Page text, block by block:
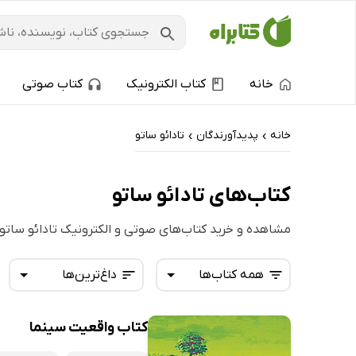
خانه کتاب الکترونیک کتاب صوتی
خانه › پدیدآورندگان › تادائو ساتو
کتاب‌های تادائو ساتو
مشاهده و خرید کتاب‌های صوتی و الکترونیک تادائو ساتو
داغ‌ترین‌ها
تازه‌ها
همه کتاب‌ها
همه کتاب‌ها
کتاب واقعیت سینما